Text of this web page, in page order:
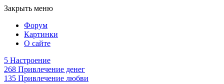
Закрыть меню
Форум
Картинки
О сайте
5 Настроение
268 Привлечение денег
135 Привлечение любви